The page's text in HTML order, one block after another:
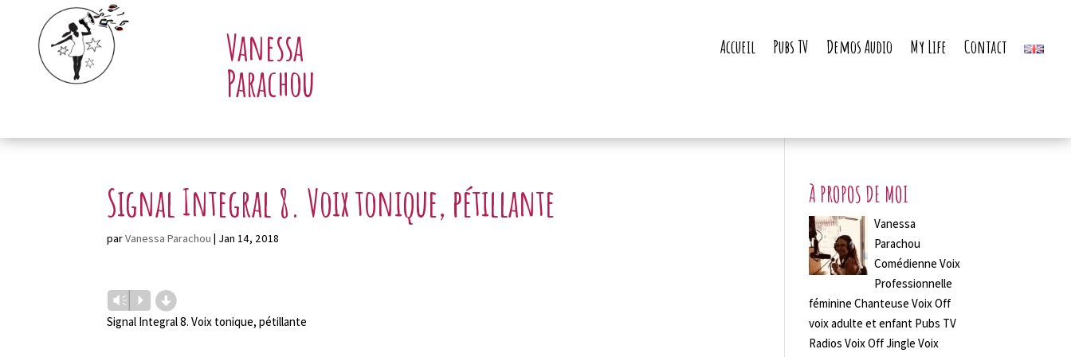
Vanessa
Parachou
Accueil Pubs TV Demos Audio My Life Contact
Signal Integral 8. Voix tonique, pétillante
parVanessa Parachou | Jan 14, 2018
Lecteur
audio
Vm P d
Signal Integral 8. Voix tonique, pétillante
À PROPOS DE MOI
Vanessa
Parachou
Comédienne Voix
Professionnelle
féminine Chanteuse Voix Off
voix adulte et enfant Pubs TV
Radios Voix Off Jingle Voix